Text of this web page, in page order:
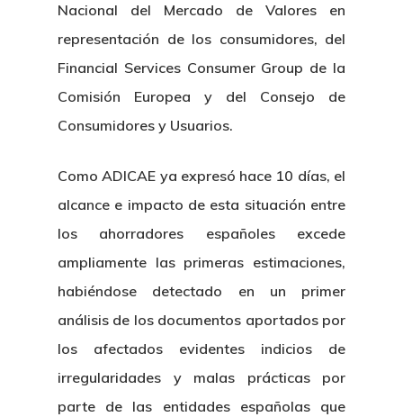
Nacional del Mercado de Valores en
representación de los consumidores, del
Financial Services Consumer Group de la
Comisión Europea y del Consejo de
Consumidores y Usuarios.
Como ADICAE ya expresó hace 10 días, el
alcance e impacto de esta situación entre
los ahorradores españoles excede
ampliamente las primeras estimaciones,
habiéndose detectado en un primer
análisis de los documentos aportados por
los afectados evidentes indicios de
irregularidades y malas prácticas por
parte de las entidades españolas que